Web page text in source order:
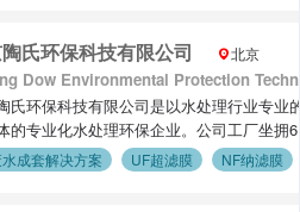
实验室、泳池等等。博取十二载，风雨相
取梦”共同努力奋斗！
氏环保科技有限公司 北京
Dow Environmental Protection
氏环保科技有限公司是以水处理行业专
的专业化水处理环保企业。公司工厂坐
OEM/ODM生产能力，全面负责TOXES
完善的技术服务，在环保领域致力于发
成套解决方案 UF超滤膜 NF纳滤膜